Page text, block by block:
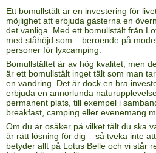
Ett bomullstält är en investering för
möjlighet att erbjuda gästerna en
det vanliga. Med ett bomullstält från
med ståhöjd som – beroende på
personer för lyxcamping.
Bomullstältet är av hög kvalitet, men
är ett bomullstält inget tält som man
en vandring. Det är dock en bra
erbjuda en annorlunda
permanent plats, till exempel i
breakfast, camping eller evenemang
Om du är osäker på vilket tält du ska
är rätt lösning för dig – så tveka inte
betyder allt på Lotus Belle och vi står